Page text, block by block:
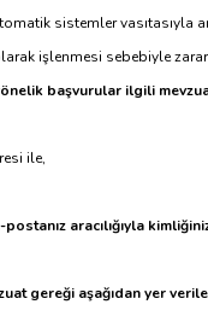
sistemler
işlenmesi sebebiyle
başvurular ilgili
ile,
postanız aracılığıyla
gereği aşağıdan yer